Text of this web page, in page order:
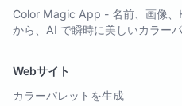
Color Magic App - 名前、画像、
から、AI で瞬時に美しいカラー
Webサイト
カラーパレットを生成